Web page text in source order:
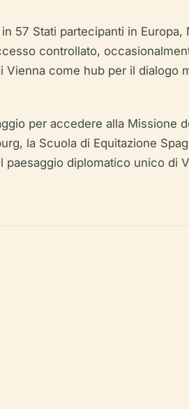
57 Stati partecipanti in
controllato,
come hub per il dialogo
per accedere alla Missione
la Scuola di Equitazione
paesaggio diplomatico unico di